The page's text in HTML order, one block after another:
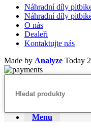
Náhradní díly
Náhradní díly
O nás
Dealeři
Kontaktujte nás
Made by Analyze Today
Menu